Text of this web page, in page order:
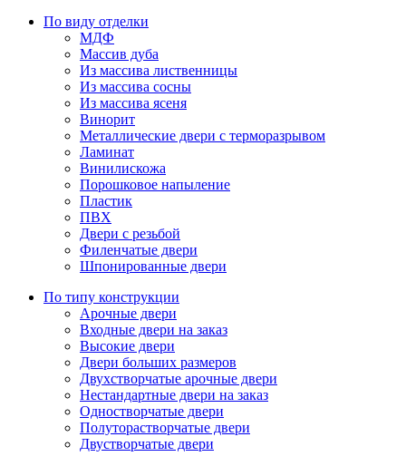
По виду отделки
МДФ
Массив дуба
Из массива лиственницы
Из массива сосны
Из массива ясеня
Винорит
Металлические двери с терморазрывом
Ламинат
Винилискожа
Порошковое напыление
Пластик
ПВХ
Двери с резьбой
Филенчатые двери
Шпонированные двери
По типу конструкции
Арочные двери
Входные двери на заказ
Высокие двери
Двери больших размеров
Двухстворчатые арочные двери
Нестандартные двери на заказ
Одностворчатые двери
Полуторастворчатые двери
Двустворчатые двери